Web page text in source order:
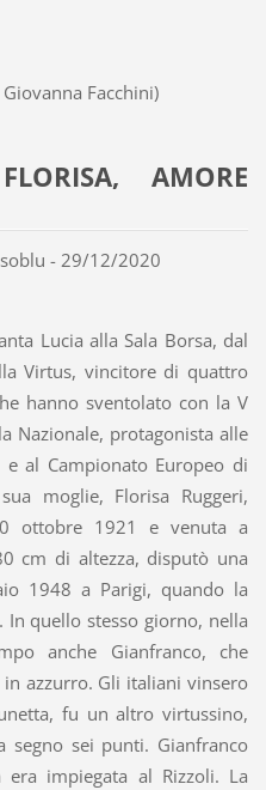
Facchini)
AMORE
- 29/12/2020
Lucia alla Sala Borsa, dal
Virtus, vincitore di quattro
hanno sventolato con la V
Nazionale, protagonista alle
al Campionato Europeo di
moglie, Florisa Ruggeri,
ottobre 1921 e venuta a
cm di altezza, disputò una
1948 a Parigi, quando la
In quello stesso giorno, nella
anche Gianfranco, che
azzurro. Gli italiani vinsero
fu un altro virtussino,
segno sei punti. Gianfranco
impiegata al Rizzoli. La